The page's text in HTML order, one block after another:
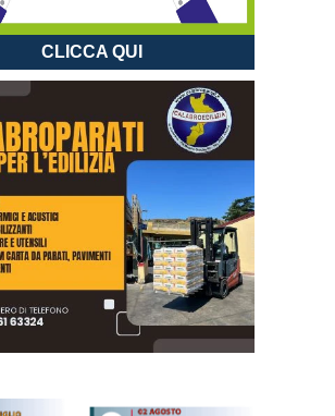
CLICCA QUI